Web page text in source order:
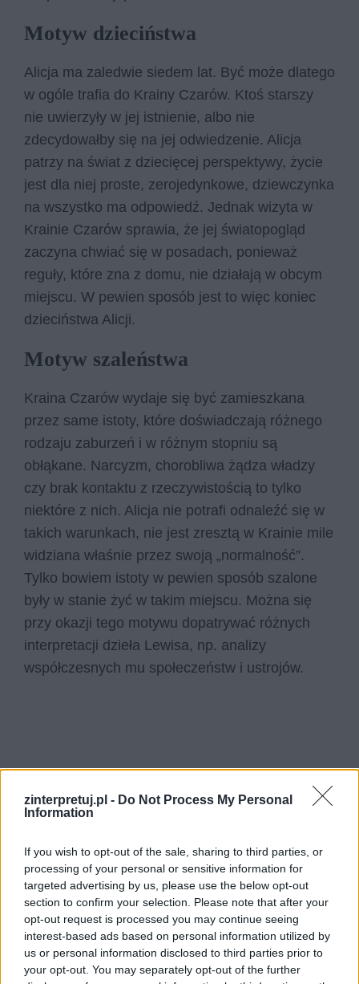
zinterpretuj.pl - Do Not Process My Personal
Information
If you wish to opt-out of the sale, sharing to third parties, or
processing of your personal or sensitive information for
targeted advertising by us, please use the below opt-out
section to confirm your selection. Please note that after your
opt-out request is processed you may continue seeing
interest-based ads based on personal information utilized by
us or personal information disclosed to third parties prior to
your opt-out. You may separately opt-out of the further
Motyw dzieciństwa
Alicja ma zaledwie siedem lat. Być może dlatego
w ogóle trafia do Krainy Czarów. Ktoś starszy
nie uwierzyły w jej istnienie, albo nie
zdecydowałby się na jej odwiedzenie. Alicja
patrzy na świat z dziecięcej perspektywy, życie
jest dla niej proste, zerojedynkowe, dziewczynka
na wszystko ma odpowiedź. Jednak wizyta w
Krainie Czarów sprawia, że jej światopogląd
zaczyna chwiać się w posadach, ponieważ
reguły, które zna z domu, nie działają w obcym
miejscu. W pewien sposób jest to więc koniec
dzieciństwa Alicji.
Motyw szaleństwa
Kraina Czarów wydaje się być zamieszkana
przez same istoty, które doświadczają różnego
rodzaju zaburzeń i w różnym stopniu są
obłąkane. Narcyzm, chorobliwa żądza władzy
czy brak kontaktu z rzeczywistością to tylko
niektóre z nich. Alicja nie potrafi odnaleźć się w
takich warunkach, nie jest zresztą w Krainie mile
widziana właśnie przez swoją „normalność”.
Tylko bowiem istoty w pewien sposób szalone
były w stanie żyć w takim miejscu. Można się
przy okazji tego motywu dopatrywać różnych
interpretacji dzieła Lewisa, np. analizy
współczesnych mu społeczeństw i ustrojów.